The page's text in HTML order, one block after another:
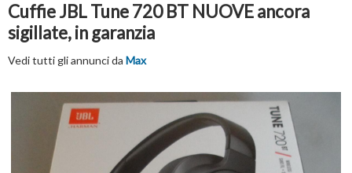
Cuffie JBL Tune 720 BT NUOVE ancora
sigillate, in garanzia
Vedi tutti gli annunci da Max